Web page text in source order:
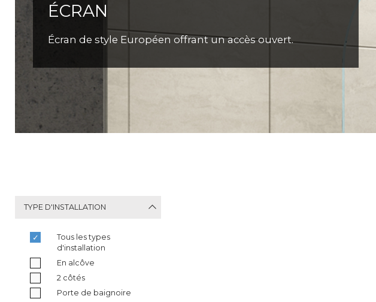
ÉCRAN
Écran de style Européen offrant un accès ouvert.
TYPE D'INSTALLATION
Tous les types
d'installation
En alcôve
2 côtés
Porte de baignoire